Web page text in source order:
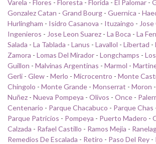
Varela - Flores - Floresta - Florida - El Palomar -
Gonzalez Catan - Grand Bourg - Guernica -
Hurlingham - Isidro Casanova - Ituzaingo - Jose
Ingenieros - Jose Leon Suarez - La Boca - La
Salada - La Tablada - Lanus - Lavallol - Libertad -
Zamora - Lomas Del Mirador - Longchamps -
Guillon - Malvinas Argentinas - Marmol -
Gerli - Glew - Merlo - Microcentro - Monte
Chingolo - Monte Grande - Monserrat - Moron -
Nuñez - Nueva Pompeya - Olivos - Once -
Centenario - Parque Chacabuco - Parque Chas
Parque Patricios - Pompeya - Puerto Madero -
Calzada - Rafael Castillo - Ramos Mejia -
Remedios De Escalada - Retiro - Paso Del Rey -